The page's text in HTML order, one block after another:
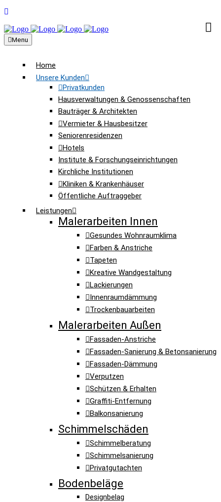
Menu
Home
Unsere Kunden
Privatkunden
Hausverwaltungen & Genossenschaften
Bauträger & Architekten
Vermieter & Hausbesitzer
Seniorenresidenzen
Hotels
Institute & Forschungseinrichtungen
Kirchliche Institutionen
Kliniken & Krankenhäuser
Öffentliche Auftraggeber
Leistungen
Malerarbeiten Innen
Gesundes Wohnraumklima
Farben & Anstriche
Tapeten
Kreative Wandgestaltung
Lackierungen
Innenraumdämmung
Trockenbauarbeiten
Malerarbeiten Außen
Fassaden-Anstriche
Fassaden-Sanierung & Betonsanierung
Fassaden-Dämmung
Verputzen
Schützen & Erhalten
Graffiti-Entfernung
Balkonsanierung
Schimmelschäden
Schimmelberatung
Schimmelsanierung
Privatgutachten
Bodenbeläge
Designbelag